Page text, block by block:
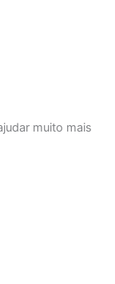
muito mais